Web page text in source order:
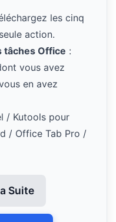
les cinq
action.
tâches Office :
vous avez
en avez
/ Kutools pour
/ Office Tab Pro /
Suite